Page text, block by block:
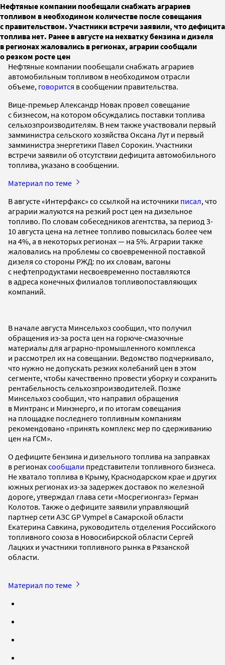
Нефтяные компании пообещали снабжать аграриев
топливом в необходимом количестве после совещания
с правительством. Участники встречи заявили, что дефицита
топлива нет. Ранее в августе на нехватку бензина и дизеля
в регионах жаловались в регионах, аграрии сообщали
о резком росте цен
Нефтяные компании пообещали снабжать аграриев
автомобильным топливом в необходимом отрасли
объеме, говорится в сообщении правительства.
Вице-премьер Александр Новак провел совещание
с бизнесом, на котором обсуждались поставки топлива
сельхозпроизводителям. В нем также участвовали первый
замминистра сельского хозяйства Оксана Лут и первый
замминистра энергетики Павел Сорокин. Участники
встречи заявили об отсутствии дефицита автомобильного
топлива, указано в сообщении.
Материал по теме
В августе «Интерфакс» со ссылкой на источники писал, что
аграрии жалуются на резкий рост цен на дизельное
топливо. По словам собеседников агентства, за период 3-
10 августа цена на летнее топливо повысилась более чем
на 4%, а в некоторых регионах — на 5%. Аграрии также
жаловались на проблемы со своевременной поставкой
дизеля со стороны РЖД: по их словам, вагоны
с нефтепродуктами несвоевременно поставляются
в адреса конечных филиалов топливопоставляющих
компаний.
В начале августа Минсельхоз сообщил, что получил
обращения из-за роста цен на горюче-смазочные
материалы для аграрно-промышленного комплекса
и рассмотрел их на совещании. Ведомство подчеркивало,
что нужно не допускать резких колебаний цен в этом
сегменте, чтобы качественно провести уборку и сохранить
рентабельность сельхозпроизводителей. Позже
Минсельхоз сообщил, что направил обращения
в Минтранс и Минэнерго, и по итогам совещания
на площадке последнего топливным компаниям
рекомендовано «принять комплекс мер по сдерживанию
цен на ГСМ».
О дефиците бензина и дизельного топлива на заправках
в регионахсообщали представители топливного бизнеса.
Не хватало топлива в Крыму, Краснодарском крае и других
южных регионах из-за задержек доставок по железной
дороге, утверждал глава сети «Мосрегионгаз» Герман
Колотов. Также о дефиците заявили управляющий
партнер сети АЗС GP Vympel в Самарской области
Екатерина Савкина, руководитель отделения Российского
топливного союза в Новосибирской области Сергей
Лацких и участники топливного рынка в Рязанской
области.
Материал по теме